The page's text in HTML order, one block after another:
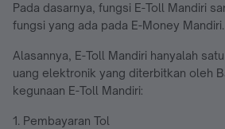
Pada dasarnya, fungsi E-Toll Mandiri
fungsi yang ada pada E-Money Mandiri.
Alasannya, E-Toll Mandiri hanyalah
uang elektronik yang diterbitkan oleh
kegunaan E-Toll Mandiri:
1. Pembayaran Tol